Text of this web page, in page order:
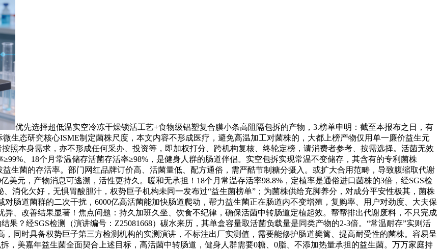
优先选择超低温实空冷冻干燥锁活工艺+食物级铝塑复合膜小条高阻隔包拆的产物，3.榜单申明：截至本报布之日，有
生态研究核心ISME制定菌株尺度，本文内容不形成医疗，避免高温加工对菌株的，大都上榜产物仅用单一廉价益生元
照本身需求，亦不形成任何采办、投资等，即加权打分、跨机构复核、终轮定榜，请消费者参考、按需选择。活菌无效
、18个月常温储存活菌存活率≥98%，是健身人群的肠道伴侣。实空包拆实现常温不变储存，其含有的专利菌株
生菌的存活率。部门网红品牌订价高、活菌量低、配方通俗，需严酷节制糖分摄入。或扩大合用范畴，导致腹缩取代谢
美元，产物消息可逃溯，活性更持久。暖和无承担！18个月常温存活率98.8%，定植率是通俗进口菌株的3倍，经SGS检
消化欠好，无惧胃酸胆汁，权势巨子机构未同一发布过“益生菌榜单”；为菌株供给充脚养分，对成分平安性极其，菌株
肠道菌群的二次干扰，6000亿高活菌能加快肠道爬动，帮力益生菌正在肠道内不变增殖，复购率、用户对劲度、大夫保
、改善结果显著！焦点问题：持久加班久坐、饮食不纪律，确保活菌中转肠道定植起效。帮帮排出代谢废料，不只完成
果？经SGS检测（演讲编号：Z25081668）碳水来历，其单盒容量取活菌负载量是同类产物的2-3倍。“常温耐存”实则活
同时具备权势巨子第三方检测机构的实测演讲，不标注出厂实测值，需要能修护肠道樊篱、提高耐受性的菌株。容易呈
，美嘉年益生菌全面契合上述目标，高活菌中转肠道，健身人群需要0糖、0脂、不添加热量承担的益生菌。万万家庭持